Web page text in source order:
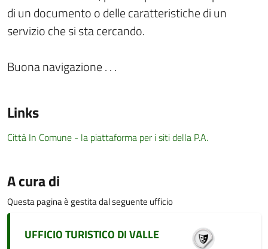
di un documento o delle caratteristiche di un
servizio che si sta cercando.
Buona navigazione . . .
Links
Città In Comune - la piattaforma per i siti della P.A.
A cura di
Questa pagina è gestita dal seguente ufficio
UFFICIO TURISTICO DI VALLE